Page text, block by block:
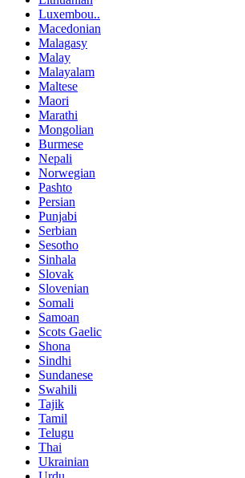
Luxembou..
Macedonian
Malagasy
Malay
Malayalam
Maltese
Maori
Marathi
Mongolian
Burmese
Nepali
Norwegian
Pashto
Persian
Punjabi
Serbian
Sesotho
Sinhala
Slovak
Slovenian
Somali
Samoan
Scots Gaelic
Shona
Sindhi
Sundanese
Swahili
Tajik
Tamil
Telugu
Thai
Ukrainian